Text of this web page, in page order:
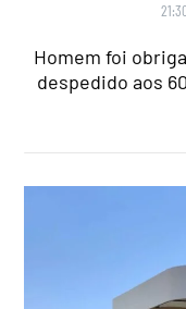
Homem foi
despedido aos